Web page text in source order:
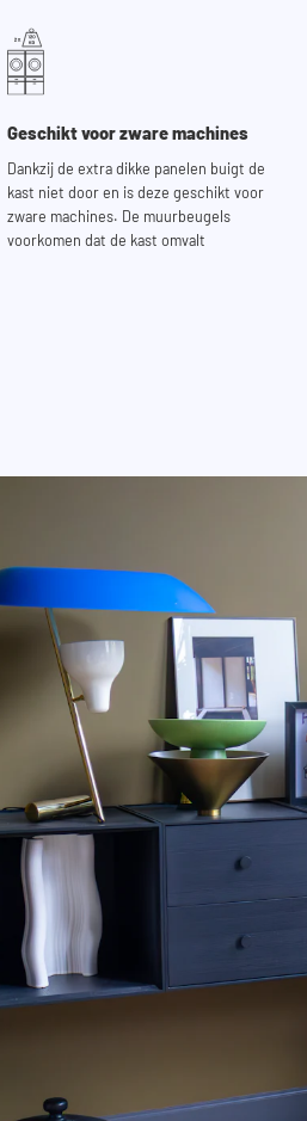
Geschikt voor zware machines
Dankzij de extra dikke panelen buigt de
kast niet door en is deze geschikt voor
zware machines. De muurbeugels
voorkomen dat de kast omvalt